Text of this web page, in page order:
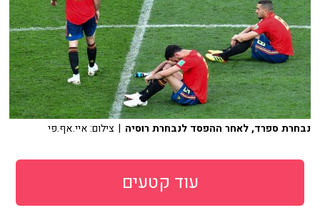
נבחרת ספרד, לאחר ההפסד לנבחרת רוסיה | צילום: איי.אף.פי
עוד קטעים